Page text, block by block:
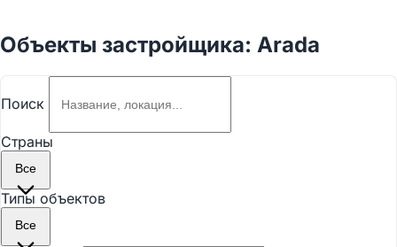
Объекты застройщика: Arada
Поиск
Страны
Все
Типы объектов
Все